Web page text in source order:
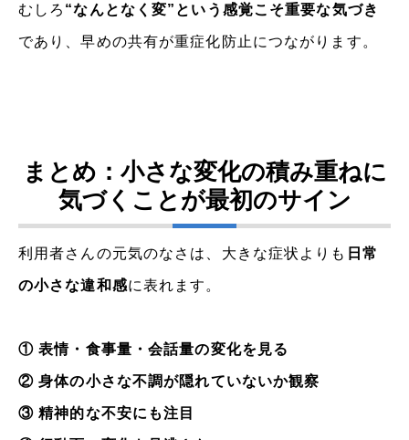
むしろ “なんとなく変”という感覚こそ重要な気づき
であり、早めの共有が重症化防止につながります。
まとめ：小さな変化の積み重ねに
気づくことが最初のサイン
利用者さんの元気のなさは、大きな症状よりも 日常
の小さな違和感に表れます。
① 表情・食事量・会話量の変化を見る
② 身体の小さな不調が隠れていないか観察
③ 精神的な不安にも注目